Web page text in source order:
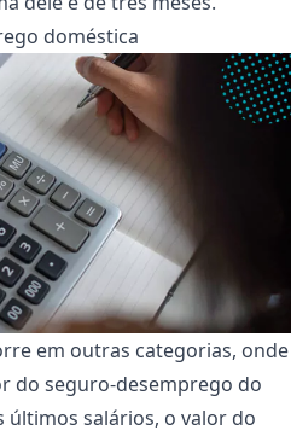
doméstica
em outras categorias, onde
do seguro-desemprego do
salários, o valor do